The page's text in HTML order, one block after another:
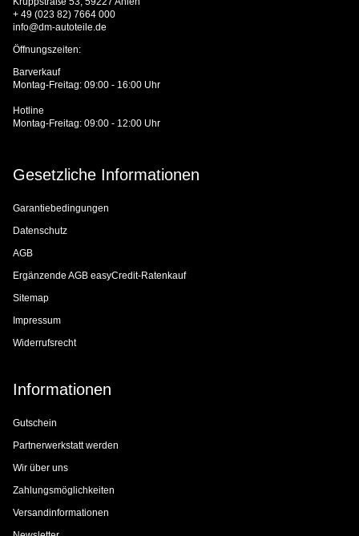
+ 49 (023 82) 7664 000
info@dm-autoteile.de
Öffnungszeiten:
Barverkauf
Montag-Freitag: 09:00 - 16:00 Uhr
Hotline
Montag-Freitag: 09:00 - 12:00 Uhr
Gesetzliche Informationen
Garantiebedingungen
Datenschutz
AGB
Ergänzende AGB easyCredit-Ratenkauf
Sitemap
Impressum
Widerrufsrecht
Informationen
Gutschein
Partnerwerkstatt werden
Wir über uns
Zahlungsmöglichkeiten
Versandinformationen